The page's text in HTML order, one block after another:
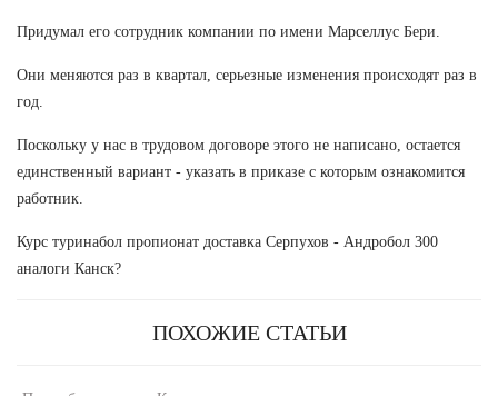
Придумал его сотрудник компании по имени Марселлус Бери.
Они меняются раз в квартал, серьезные изменения происходят раз в
год.
Поскольку у нас в трудовом договоре этого не написано, остается
единственный вариант - указать в приказе с которым ознакомится
работник.
Курс туринабол пропионат доставка Серпухов - Андробол 300
аналоги Канск?
ПОХОЖИЕ СТАТЬИ